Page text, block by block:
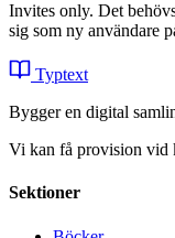
Invites only. Det
sig som ny användare
Typtext
Bygger en digital
Vi kan få provision vid
Sektioner